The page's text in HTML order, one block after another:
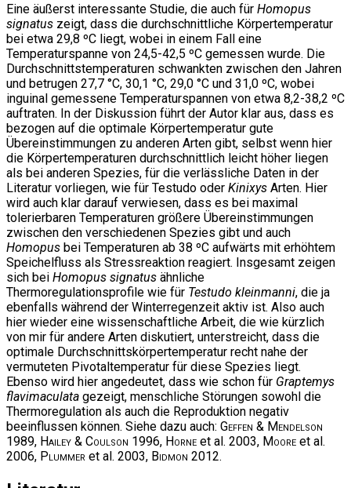
Eine äußerst interessante Studie, die auch für Homopus
signatus zeigt, dass die durchschnittliche Körpertemperatur
bei etwa 29,8 ºC liegt, wobei in einem Fall eine
Temperaturspanne von 24,5-42,5 ºC gemessen wurde. Die
Durchschnittstemperaturen schwankten zwischen den Jahren
und betrugen 27,7 °C, 30,1 °C, 29,0 °C und 31,0 ºC, wobei
inguinal gemessene Temperaturspannen von etwa 8,2-38,2 ºC
auftraten. In der Diskussion führt der Autor klar aus, dass es
bezogen auf die optimale Körpertemperatur gute
Übereinstimmungen zu anderen Arten gibt, selbst wenn hier
die Körpertemperaturen durchschnittlich leicht höher liegen
als bei anderen Spezies, für die verlässliche Daten in der
Literatur vorliegen, wie für Testudo oder Kinixys Arten. Hier
wird auch klar darauf verwiesen, dass es bei maximal
tolerierbaren Temperaturen größere Übereinstimmungen
zwischen den verschiedenen Spezies gibt und auch
Homopus bei Temperaturen ab 38 ºC aufwärts mit erhöhtem
Speichelfluss als Stressreaktion reagiert. Insgesamt zeigen
sich bei Homopus signatus ähnliche
Thermoregulationsprofile wie für Testudo kleinmanni, die ja
ebenfalls während der Winterregenzeit aktiv ist. Also auch
hier wieder eine wissenschaftliche Arbeit, die wie kürzlich
von mir für andere Arten diskutiert, unterstreicht, dass die
optimale Durchschnittskörpertemperatur recht nahe der
vermuteten Pivotaltemperatur für diese Spezies liegt.
Ebenso wird hier angedeutet, dass wie schon für Graptemys
flavimaculata gezeigt, menschliche Störungen sowohl die
Thermoregulation als auch die Reproduktion negativ
beeinflussen können. Siehe dazu auch: Geffen & Mendelson
1989, Hailey & Coulson 1996, Horne et al. 2003, Moore et al.
2006, Plummer et al. 2003, Bidmon 2012.